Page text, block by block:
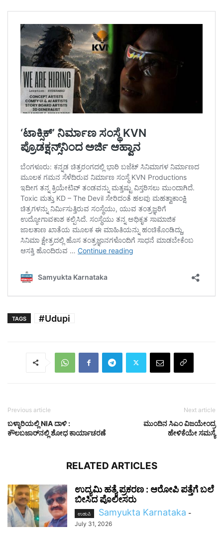
TAGS #Udupi
Previous article
ಬಳ್ಳಾರಿಯಲ್ಲಿ NIA ದಾಳಿ :
ಕೌಲಬಜಾರ್‌ನಲ್ಲಿ ಶೋಧ ಕಾರ್ಯಾಚರಣೆ
Next article
ಮುಂದಿನ ಸಿಎಂ ವಿಜಯೇಂದ್ರ
ಹೇಳಿಕೆಯೇ ಸಮಸ್ಯೆ
RELATED ARTICLES
ಉದ್ಯಮಿ ಹತ್ಯೆ ಪ್ರಕರಣ : ಆರೋಪಿ ಪತ್ತೆಗೆ ಬಲೆ
ಬೀಸಿದ ಪೊಲೀಸರು
ಉಡುಪಿ Samyukta Karnataka -
July 31, 2026